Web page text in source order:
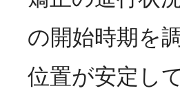
の開始時期を
位置が安定し